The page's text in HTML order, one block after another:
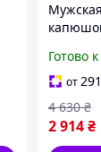
Shirt, L,
Sexual
Готово
от291
2 914₴
4 630 ₴